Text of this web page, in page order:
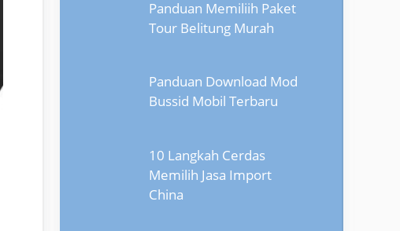
Panduan Memiliih Paket
Tour Belitung Murah
Panduan Download Mod
Bussid Mobil Terbaru
10 Langkah Cerdas
Memilih Jasa Import
China